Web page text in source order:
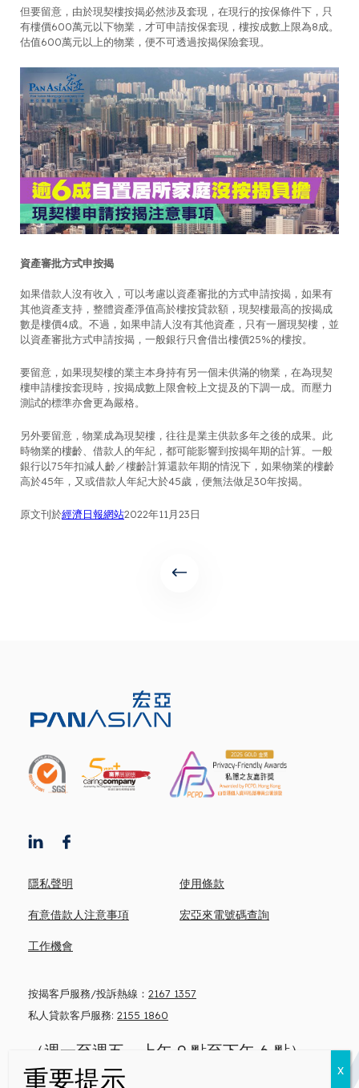
但要留意，由於現契樓按揭必然涉及套現，在現行的按保條件下，只
有樓價600萬元以下物業，才可申請按保套現，樓按成數上限為8成。
估值600萬元以上的物業，便不可透過按揭保險套現。
資產審批方式申按揭
如果借款人沒有收入，可以考慮以資產審批的方式申請按揭，如果有
其他資產支持，整體資產淨值高於樓按貸款額，現契樓最高的按揭成
數是樓價4成。不過，如果申請人沒有其他資產，只有一層現契樓，並
以資產審批方式申請按揭，一般銀行只會借出樓價25%的樓按。
要留意，如果現契樓的業主本身持有另一個未供滿的物業，在為現契
樓申請樓按套現時，按揭成數上限會較上文提及的下調一成。而壓力
測試的標準亦會更為嚴格。
另外要留意，物業成為現契樓，往往是業主供款多年之後的成果。此
時物業的樓齡、借款人的年紀，都可能影響到按揭年期的計算。一般
銀行以75年扣減人齡／樓齡計算還款年期的情況下，如果物業的樓齡
高於45年，又或借款人年紀大於45歲，便無法做足30年按揭。
原文刊於經濟日報網站2022年11月23日
按揭客戶服務/投訴熱線： 2167 1357
私人貸款客戶服務: 2155 1860
（週一至週五，上午 9 點至下午 6 點）
隱私聲明 使用條款
有意借款人注意事項 宏亞來電號碼查詢
工作機會